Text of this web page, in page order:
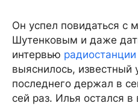
Он успел повидаться с
Шутенковым и даже
интервью радиостанции
выяснилось, известный
последнего держал в
сей раз. Илья остался в